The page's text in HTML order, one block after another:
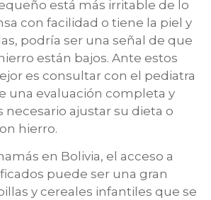
está más irritable de lo
con facilidad o tiene la piel y
podría ser una señal de que
están bajos. Ante estos
es consultar con el pediatra
una evaluación completa y
necesario ajustar su dieta o
hierro.
en Bolivia, el acceso a
puede ser una gran
y cereales infantiles que se